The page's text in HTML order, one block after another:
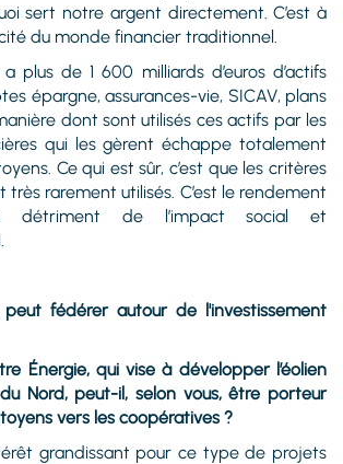
sert notre argent directement. C’est à
du monde financier traditionnel.
plus de 1 600 milliards d’euros d’actifs
épargne, assurances-vie, SICAV, plans
dont sont utilisés ces actifs par les
qui les gèrent échappe totalement
Ce qui est sûr, c’est que les critères
rarement utilisés. C’est le rendement
détriment de l’impact social et
peut fédérer autour de l'investissement
Énergie, qui vise à développer l’éolien
Nord, peut-il, selon vous, être porteur
vers les coopératives ?
grandissant pour ce type de projets